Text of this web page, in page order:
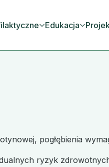
Edukacja
pogłębienia
ryzyk